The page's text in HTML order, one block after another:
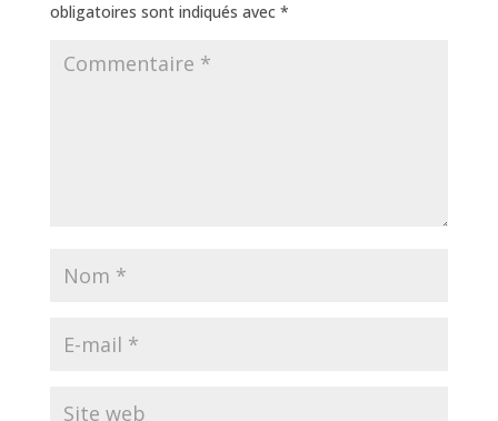
obligatoires sont indiqués avec *